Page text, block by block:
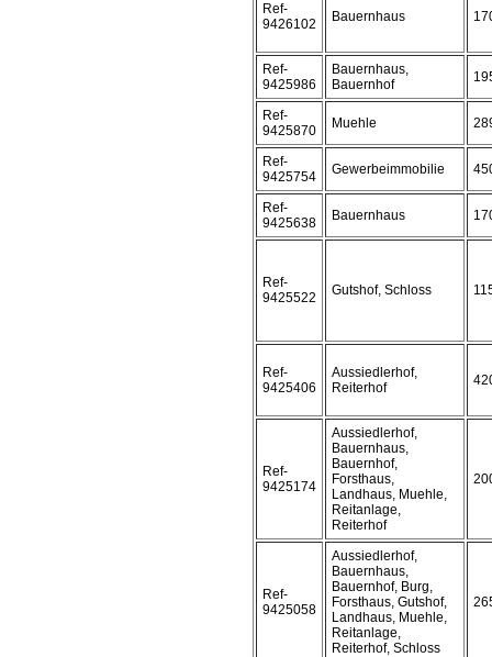
Ref-
9426102
Bauernhaus
Ref-
9425986
Bauernhaus,
Bauernhof
Ref-
9425870
Muehle
Ref-
9425754
Gewerbeimmobilie
Ref-
9425638
Bauernhaus
Ref-
9425522
Gutshof, Schloss
Ref-
9425406
Aussiedlerhof,
Reiterhof
Ref-
9425174
Aussiedlerhof,
Bauernhaus,
Bauernhof,
Forsthaus,
Landhaus, Muehle,
Reitanlage,
Reiterhof
Ref-
9425058
Aussiedlerhof,
Bauernhaus,
Bauernhof, Burg,
Forsthaus, Gutshof,
Landhaus, Muehle,
Reitanlage,
Reiterhof, Schloss